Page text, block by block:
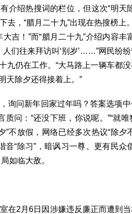
介绍热搜词的栏位，但这次“明天
去，“腊月二十九”出现在热搜榜上
吉！”而“腊月二十九”介绍内容丰
人们往来拜访叫‘别岁’……”网民纷
九仍在工作。“大马路上一辆车都
天除夕还得接着上。”
询问新年回家过年吗？答案选项中
言质问：“还没下班，你说呢。”“就
”不放假，网络已经多次热议“除夕
音“除习”，暗讽习一尊。更有民众
如临大敌。
在2月6日因涉嫌违反廉正而遭到